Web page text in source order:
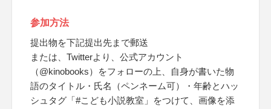
参加方法
提出物を下記提出先まで郵送
または、Twitterより、公式アカウント
（@kinobooks）をフォローの上、自身が書いた物
語のタイトル・氏名（ペンネーム可）・年齢とハッ
シュタグ「#こども小説教室」をつけて、画像を添